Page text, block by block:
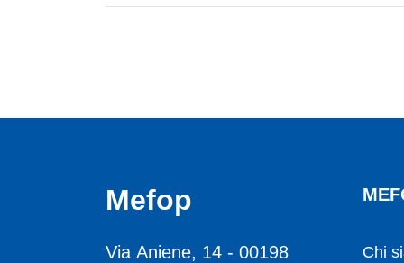
Mefop
Via Aniene, 14 - 00198
Chi